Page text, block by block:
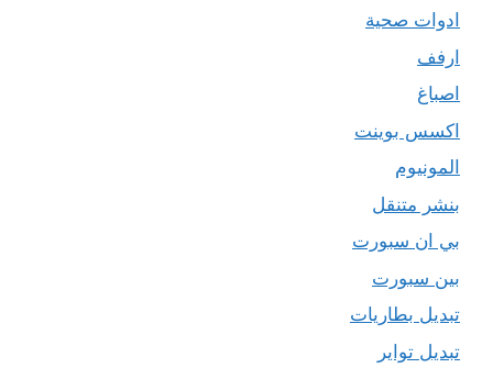
ادوات صحية
ارفف
اصباغ
اكسس بوينت
المونيوم
بنشر متنقل
بي ان سبورت
بين سبورت
تبديل بطاريات
تبديل تواير